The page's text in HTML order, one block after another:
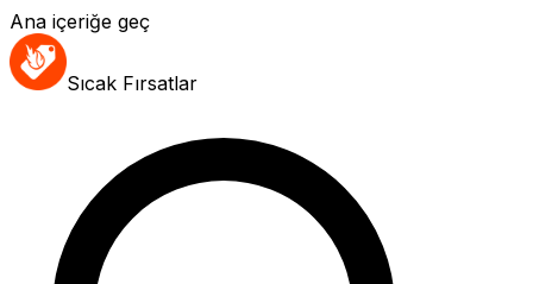
Ana içeriğe geç
Sıcak Fırsatlar